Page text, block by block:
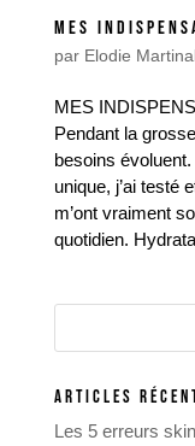
MES
par Elodie
MES
Pendant la
besoins
unique, j’ai testé
m’ont vraiment
quotidien.
ARTICLES
Les 5 erreurs